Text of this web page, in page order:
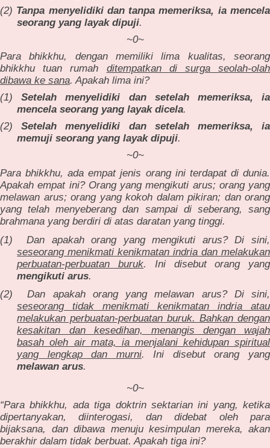
(2) Tanpa menyelidiki dan tanpa memeriksa, ia mencela
seorang yang layak dipuji.
~0~
Para bhikkhu, dengan memiliki lima kualitas, seorang
bhikkhu tuan rumah ditempatkan di surga seolah-olah
dibawa ke sana. Apakah lima ini?
(1)Setelah menyelidiki dan setelah memeriksa, ia
mencela seorang yang layak dicela.
(2)Setelah menyelidiki dan setelah memeriksa, ia
memuji seorang yang layak dipuji.
~0~
Para bhikkhu, ada empat jenis orang ini terdapat di dunia.
Apakah empat ini? Orang yang mengikuti arus; orang yang
melawan arus; orang yang kokoh dalam pikiran; dan orang
yang telah menyeberang dan sampai di seberang, sang
brahmana yang berdiri di atas daratan yang tinggi.
(1)
Dan apakah orang yang mengikuti arus? Di sini,
seseorang menikmati kenikmatan indria dan melakukan
perbuatan-perbuatan buruk. Ini disebut orang yang
mengikuti arus.
(2)
Dan apakah orang yang melawan arus? Di sini,
seseorang tidak menikmati kenikmatan indria atau
melakukan perbuatan-perbuatan buruk. Bahkan dengan
kesakitan dan kesedihan, menangis dengan wajah
basah oleh air mata, ia menjalani kehidupan spiritual
yang lengkap dan murni. Ini disebut orang yang
melawan arus.
~0~
“Para bhikkhu, ada tiga doktrin sektarian ini yang, ketika
dipertanyakan, diinterogasi, dan didebat oleh para
bijaksana, dan dibawa menuju kesimpulan mereka, akan
berakhir dalam tidak berbuat. Apakah tiga ini?